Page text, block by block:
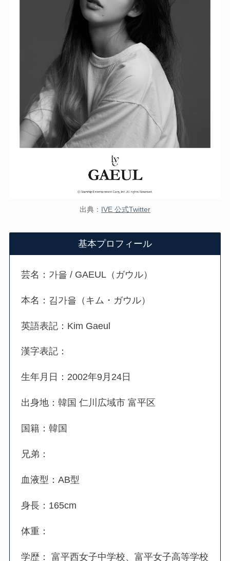
出典： IVE 公式Twitter
基本プロフィール
芸名： 가을 / GAEUL（ガウル）
本名：김가을（キム・ガウル）
英語表記：Kim Gaeul
漢字表記：
生年月日：2002年9月24日
出身地：韓国 仁川広域市 富平区
国籍：韓国
兄弟：
血液型：AB型
身長：165cm
体重：
学歴： 富平西女子中学校、富平女子高等学校